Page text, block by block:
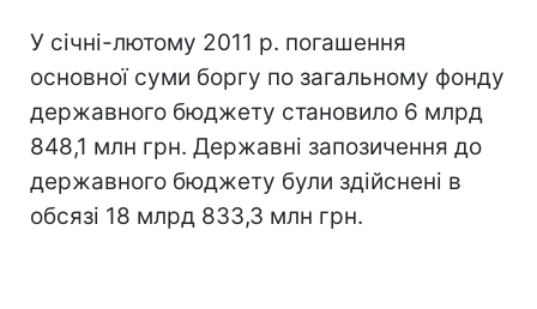
У січні-лютому 2011 р. погашення
основної суми боргу по загальному фонду
державного бюджету становило 6 млрд
848,1 млн грн. Державні запозичення до
державного бюджету були здійснені в
обсязі 18 млрд 833,3 млн грн.